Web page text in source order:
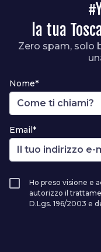
la tua
Zero spam, solo
Nome*
Email*
Ho preso visione e
autorizzo il
D.Lgs. 196/2003 e